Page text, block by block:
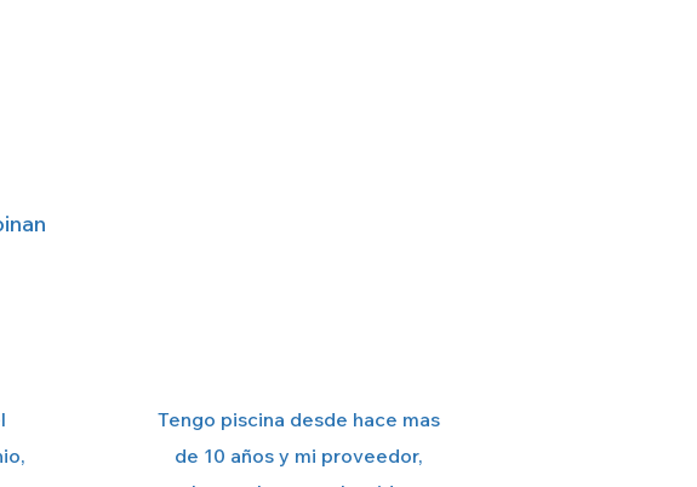
Tengo piscina desde hace mas
de 10 años y mi proveedor,